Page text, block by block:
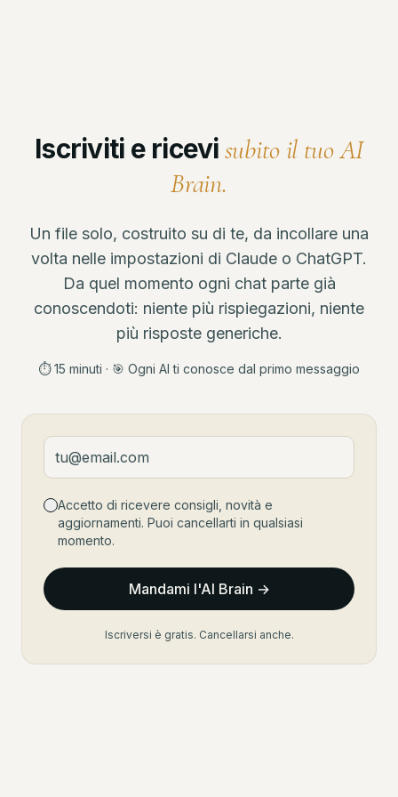
Iscriviti e ricevisubito il tuo AI
Brain.
Un file solo, costruito su di te, da incollare una
volta nelle impostazioni di Claude o ChatGPT.
Da quel momento ogni chat parte già
conoscendoti: niente più rispiegazioni, niente
più risposte generiche.
⏱ 15 minuti · 🎯 Ogni AI ti conosce dal primo messaggio
Accetto di ricevere consigli, novità e
aggiornamenti. Puoi cancellarti in qualsiasi
momento.
Mandami l'AI Brain →
Iscriversi è gratis. Cancellarsi anche.